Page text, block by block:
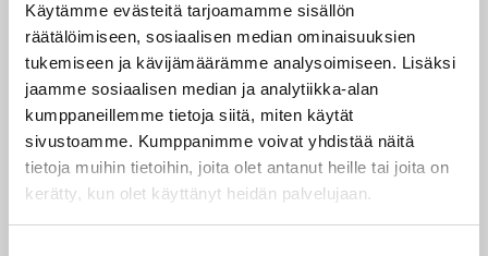
Käytämme evästeitä tarjoamamme sisällön
räätälöimiseen, sosiaalisen median ominaisuuksien
tukemiseen ja kävijämäärämme analysoimiseen. Lisäksi
jaamme sosiaalisen median ja analytiikka-alan
kumppaneillemme tietoja siitä, miten käytät
sivustoamme. Kumppanimme voivat yhdistää näitä
tietoja muihin tietoihin, joita olet antanut heille tai joita on
kerätty, kun olet käyttänyt heidän palvelujaan.